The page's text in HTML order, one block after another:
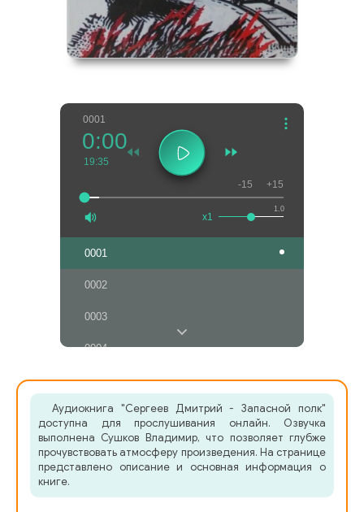
0001
0:00
19:35
1.0
x1
-15 +15
0001
0002
0003
0004
0005
0006
0007
Аудиокнига "Сергеев Дмитрий - Запасной полк"
доступна для прослушивания онлайн. Озвучка
выполнена Сушков Владимир, что позволяет глубже
прочувствовать атмосферу произведения. На странице
представлено описание и основная информация о
книге.